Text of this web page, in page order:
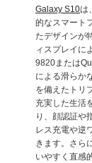
Galaxy S10は
的なスマート
たデザインが
ィスプレイに
9820または
による滑らか
を備えたトリ
充実した生活
り、顔認証や
レス充電や逆
きます。さら
いやすく直感